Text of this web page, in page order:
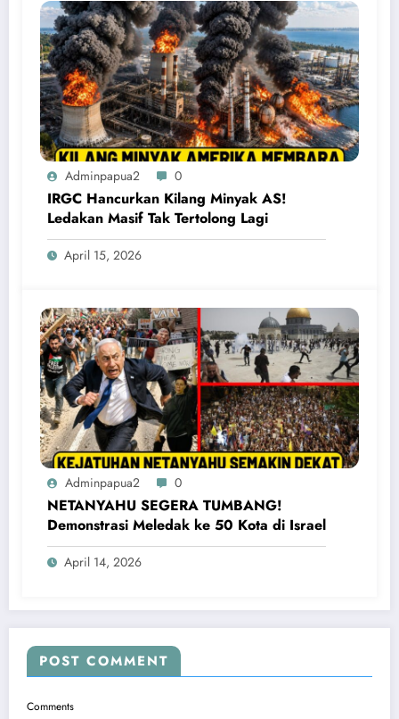
Adminpapua2 0
IRGC Hancurkan Kilang Minyak AS!
Ledakan Masif Tak Tertolong Lagi
April 15, 2026
Adminpapua2 0
NETANYAHU SEGERA TUMBANG!
Demonstrasi Meledak ke 50 Kota di Israel
April 14, 2026
POST COMMENT
Comments